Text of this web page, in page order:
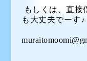
もしくは、直接
も大丈夫でーす♪